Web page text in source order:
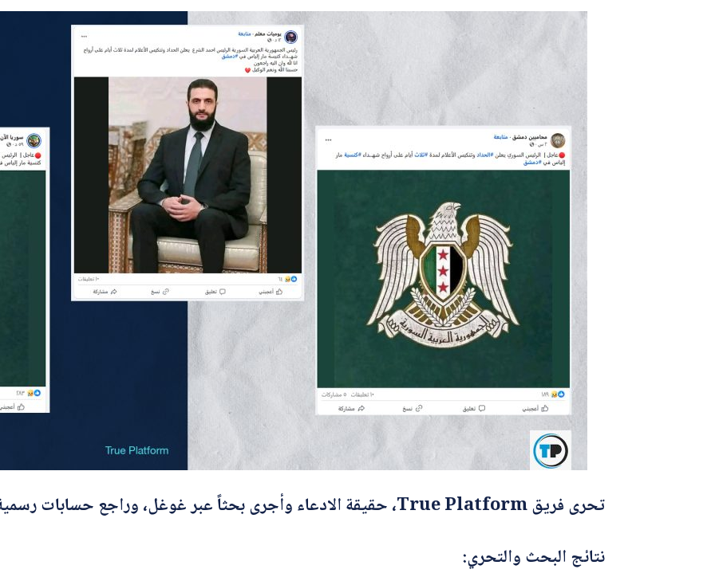
*
ا
س
م
ر
ي
د
ك
التصحيح*
تحرى فريق True Platform، حقيقة الادعاء وأجرى بحثاً عبر غوغل، وراجع حسابات رسمية، وتبين خلاف الادعاء.
نتائج البحث والتحري: